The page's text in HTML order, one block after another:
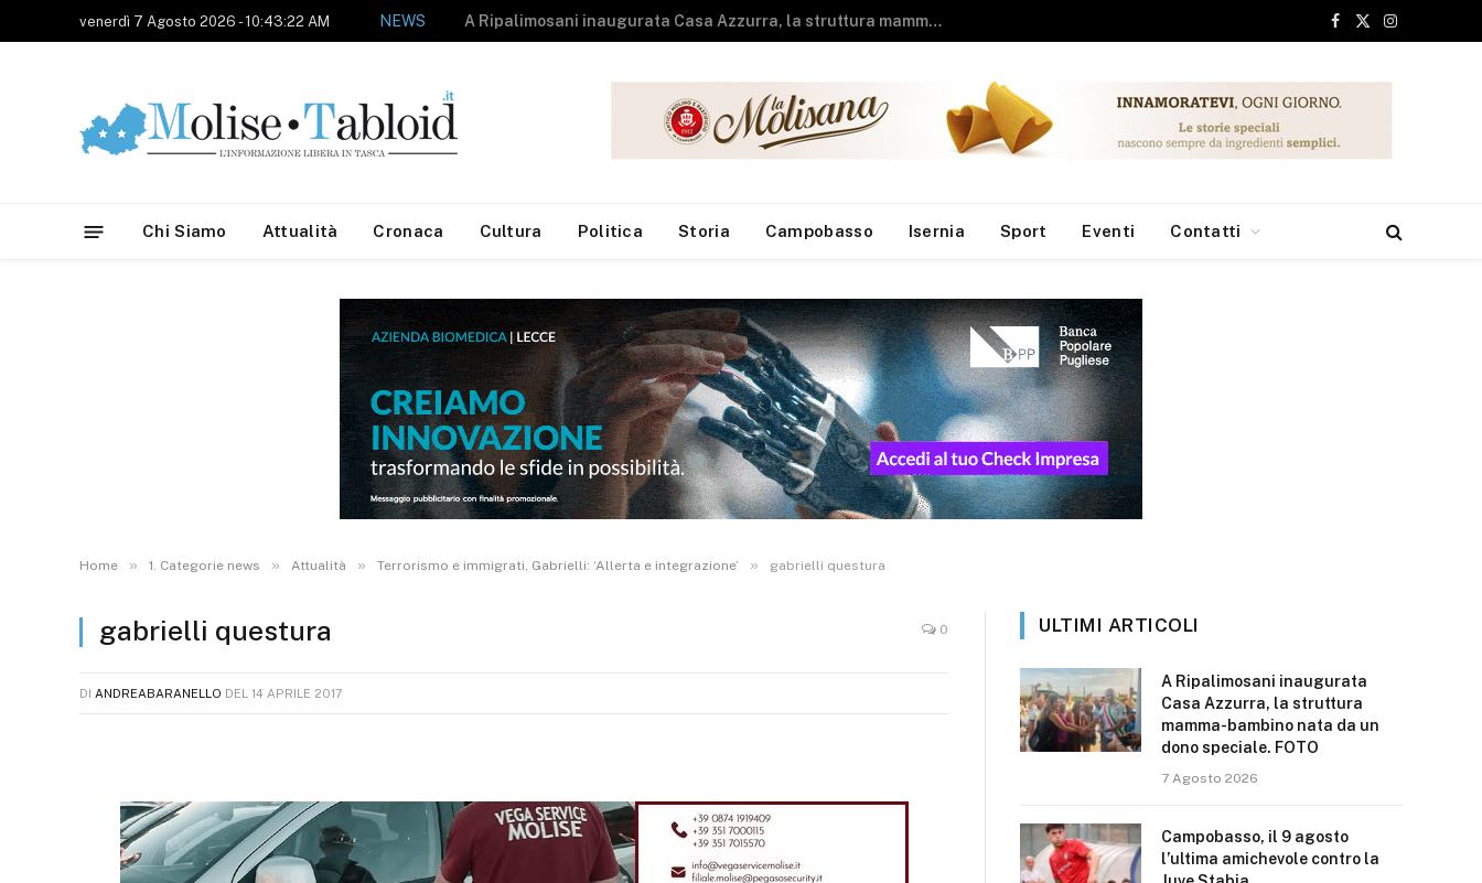
venerdì 7 Agosto 2026 - 10:43:22 AM NEWS
Facebook
X
Instagram
Chi Siamo Attualità Cronaca Cultura Politica Storia Campobasso Isernia Sport Eventi Contatti
Home » 1. Categorie news » Attualità » Terrorismo e immigrati, Gabrielli: ‘Allerta e integrazione’ » gabrielli questura
gabrielli questura 0
DI ANDREABARANELLO DEL 14 APRILE 2017
ULTIMI ARTICOLI
A Ripalimosani inaugurata
Casa Azzurra, la struttura
mamma-bambino nata da un
dono speciale. FOTO
7 Agosto 2026
Campobasso, il 9 agosto
l’ultima amichevole contro la